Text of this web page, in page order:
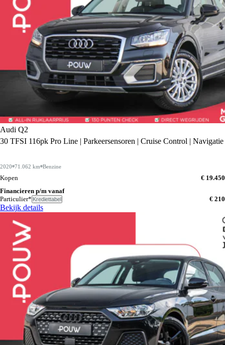
Audi Q2
30 TFSI 116pk Pro Line | Parkeersensoren | Cruise Control | Navigatie
2020 71.062 km Benzine
Kopen
€ 19.450
Financieren p/m vanaf
Particulier* Krediettabel € 210
Bekijk details